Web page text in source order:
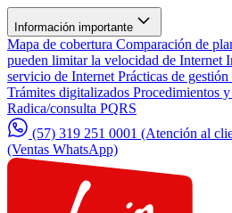
Información importante
Mapa de cobertura Comparación de
pueden limitar la velocidad de Internet
servicio de Internet Prácticas de
Trámites digitalizados Procedimientos
Radica/consulta PQRS
(57) 319 251 0001 (Atención al
(Ventas WhatsApp)